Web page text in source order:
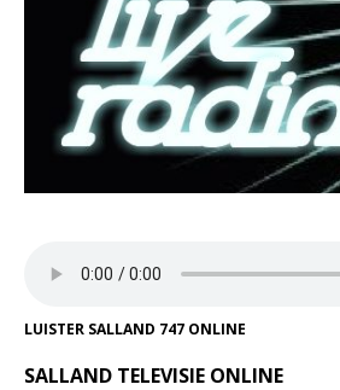
LUISTER SALLAND 747 ONLINE
SALLAND TELEVISIE ONLINE